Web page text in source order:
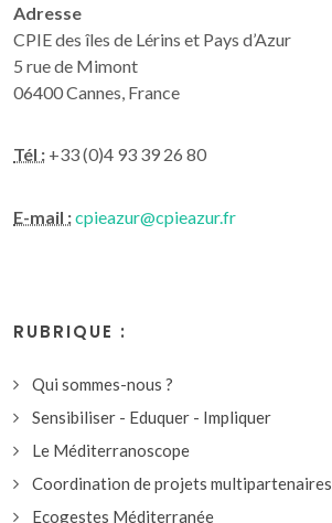
Adresse
CPIE des îles de Lérins et Pays d’Azur
5 rue de Mimont
06400 Cannes, France
Tél : +33 (0)4 93 39 26 80
E-mail :cpieazur@cpieazur.fr
RUBRIQUE :
Qui sommes-nous ?
Sensibiliser - Eduquer - Impliquer
Le Méditerranoscope
Coordination de projets multipartenaires
Ecogestes Méditerranée